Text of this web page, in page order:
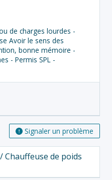
de charges lourdes -
Avoir le sens des
bonne mémoire -
- Permis SPL -
Signaler un problème
Chauffeuse de poids